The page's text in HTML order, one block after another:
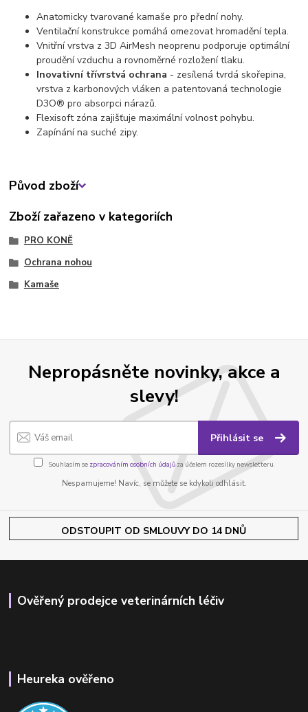
Anatomicky tvarované kamaše pro přední nohy.
Ventilační konstrukce pomáhá omezovat hromadění tepla.
Vnitřní vrstva z 3D AirMesh neoprenu podporuje optimální
proudění vzduchu a rovnoměrné rozložení tlaku.
Inovativní třívrstvá ochrana - zesílená tvrdá skořepina,
vrstva z karbonových vláken a patentovaná technologie
D3O® pro absorpci nárazů.
Flexisoft zóna zajišťuje maximální volnost pohybu.
Zapínání na suché zipy.
Původ zboží
Zboží zařazeno v kategoriích
PRO KONĚ
Ochrana nohou
Kamaše
Nepropásněte novinky, akce a
slevy!
Přihlásit se
Souhlasím se zpracováním osobních údajůza účelem rozesílky newsletteru.
Nespamujeme! Navíc, se můžete se kdykoli odhlásit.
ODSTOUPIT OD SMLOUVY DO 14 DNŮ
Ověřený prodejce veterinárních léčiv
Heureka ověřeno